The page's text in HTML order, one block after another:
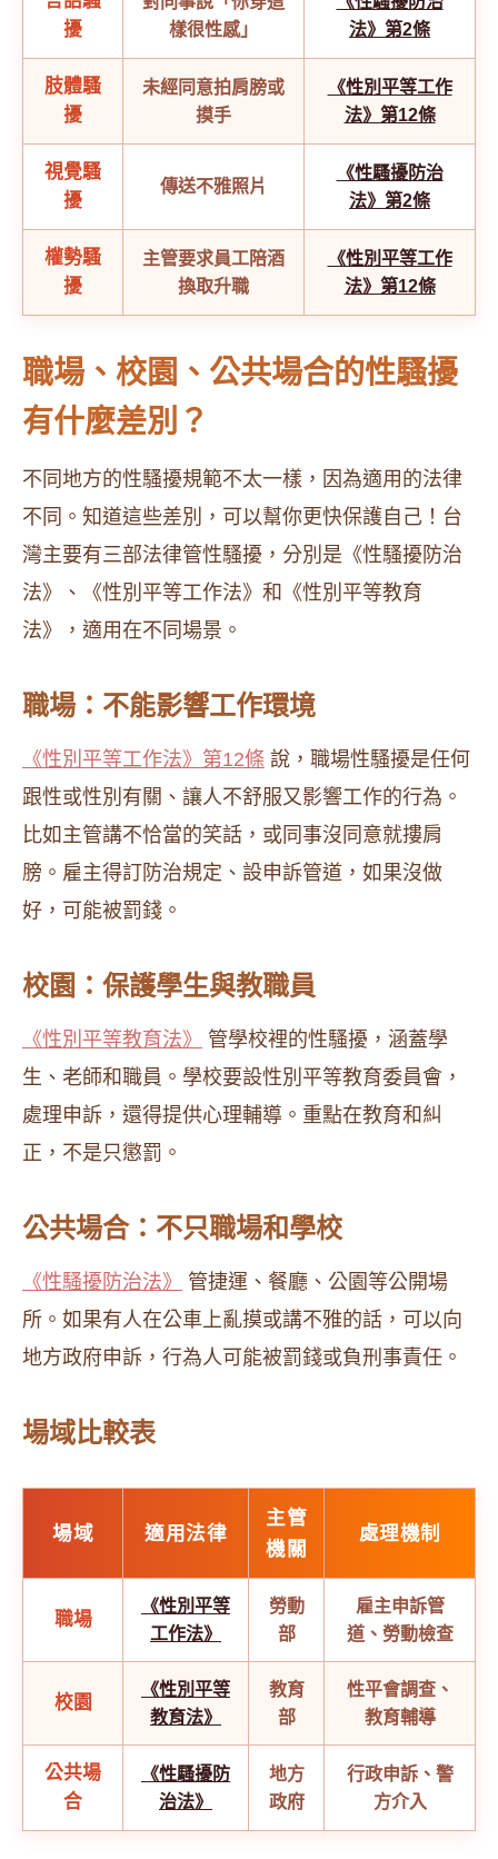
擾
樣很性感」
法》第2條
肢體騷
擾
未經同意拍肩膀或
摸手
《性別平等工作
法》第12條
視覺騷
擾
傳送不雅照片
《性騷擾防治
法》第2條
權勢騷
擾
主管要求員工陪酒
換取升職
《性別平等工作
法》第12條
職場、校園、公共場合的性騷擾
有什麼差別？
不同地方的性騷擾規範不太一樣，因為適用的法律
不同。知道這些差別，可以幫你更快保護自己！台
灣主要有三部法律管性騷擾，分別是《性騷擾防治
法》、《性別平等工作法》和《性別平等教育
法》，適用在不同場景。
職場：不能影響工作環境
《性別平等工作法》第12條 說，職場性騷擾是任何
跟性或性別有關、讓人不舒服又影響工作的行為。
比如主管講不恰當的笑話，或同事沒同意就摟肩
膀。雇主得訂防治規定、設申訴管道，如果沒做
好，可能被罰錢。
校園：保護學生與教職員
《性別平等教育法》
管學校裡的性騷擾，涵蓋學
生、老師和職員。學校要設性別平等教育委員會，
處理申訴，還得提供心理輔導。重點在教育和糾
正，不是只懲罰。
公共場合：不只職場和學校
《性騷擾防治法》
管捷運、餐廳、公園等公開場
所。如果有人在公車上亂摸或講不雅的話，可以向
地方政府申訴，行為人可能被罰錢或負刑事責任。
場域比較表
場域 適用法律
主管
機關
處理機制
職場
《性別平等
工作法》
勞動
部
雇主申訴管
道、勞動檢查
校園
《性別平等
教育法》
教育
部
性平會調查、
教育輔導
公共場
合
《性騷擾防
治法》
地方
政府
行政申訴、警
方介入